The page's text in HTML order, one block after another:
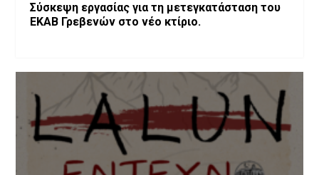
Σύσκεψη εργασίας για τη μετεγκατάσταση του
ΕΚΑΒ Γρεβενών στο νέο κτίριο.